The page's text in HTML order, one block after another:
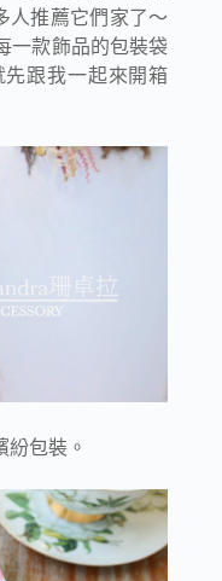
人推薦它們家了～
一款飾品的包裝袋
跟我一起來開箱
紛包裝。